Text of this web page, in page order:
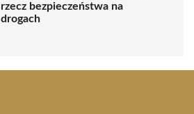
rzecz bezpieczeństwa na
drogach